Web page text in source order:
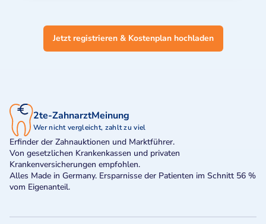
Jetzt registrieren & Kostenplan hochladen
2te-ZahnarztMeinung
Wer nicht vergleicht, zahlt zu viel
Erfinder der Zahnauktionen und Marktführer.
Von gesetzlichen Krankenkassen und privaten
Krankenversicherungen empfohlen.
Alles Made in Germany. Ersparnisse der Patienten im Schnitt 56 %
vom Eigenanteil.